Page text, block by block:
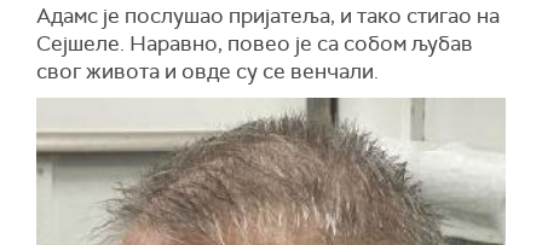
Адамс је послушао пријатеља, и тако стигао на
Сејшеле. Наравно, повео је са собом љубав
свог живота и овде су се венчали.